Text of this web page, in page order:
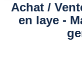
Type de bien
Budget max
Achat /
en laye -